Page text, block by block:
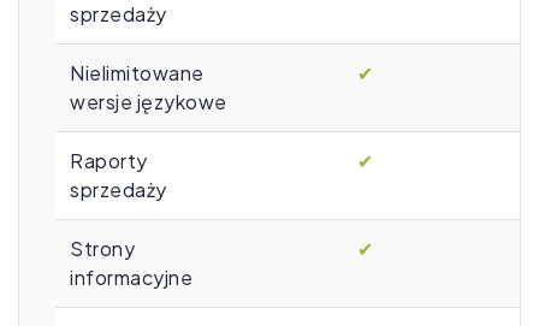
sprzedaży
Nielimitowane
wersje językowe
✔
Raporty
sprzedaży
✔
Strony
informacyjne
✔